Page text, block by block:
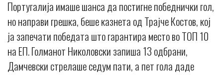
Португалија имаше шанса да постигне победнички гол,
но направи грешка, беше казнета од Трајче Костов, кој
ја запечати победата што гарантира место во ТОП 10
на ЕП. Голманот Николовски запиша 13 одбрани,
Дамчевски стрелаше седум пати, а пет гола даде